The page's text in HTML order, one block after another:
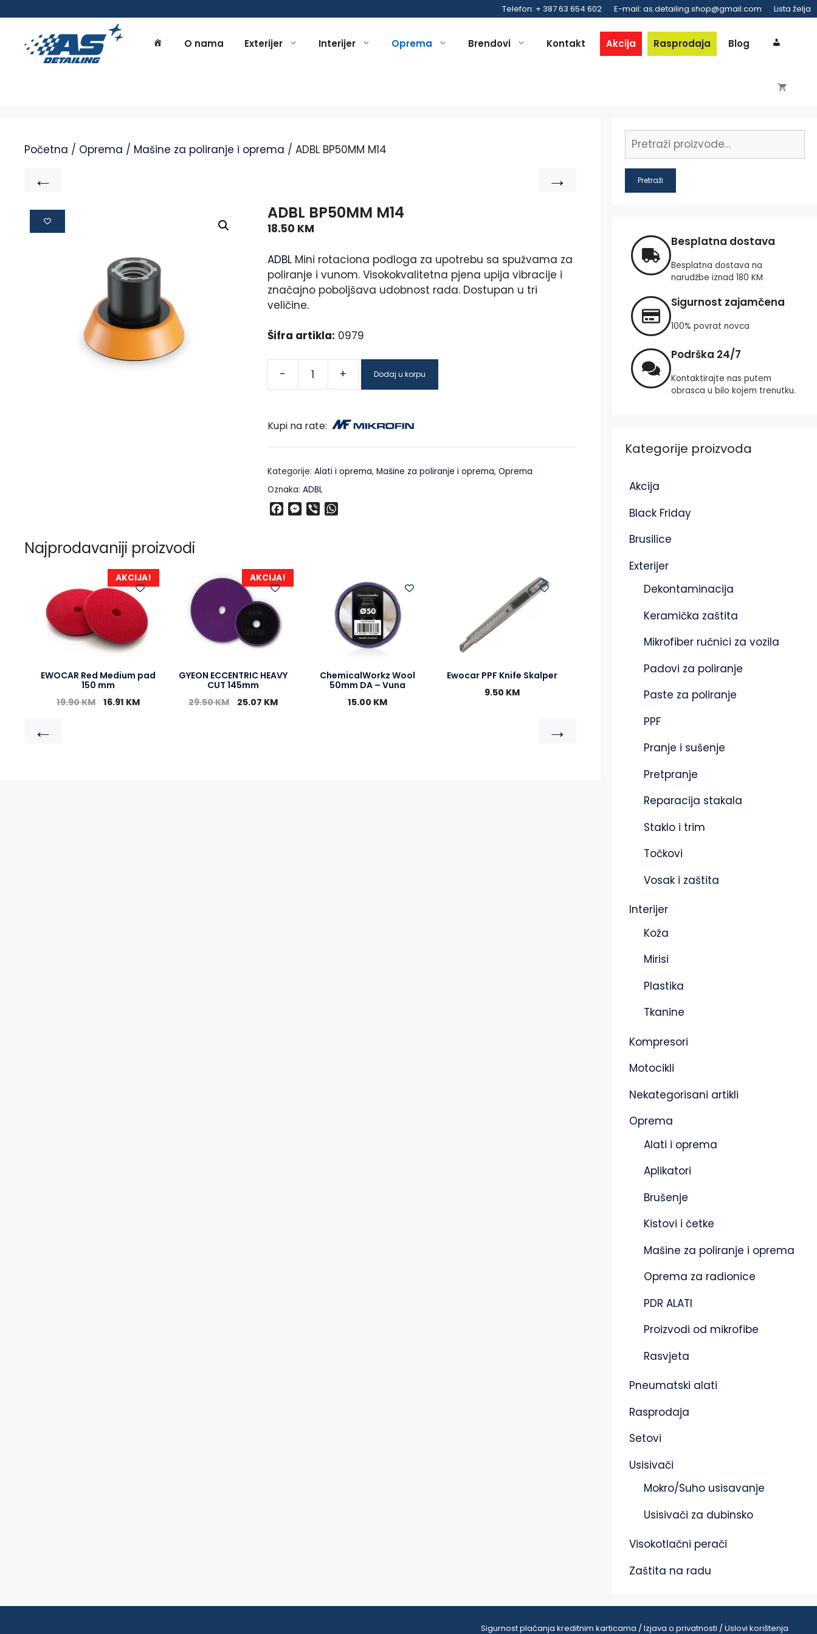
Telefon: + 387 63 654 602 E-mail: as.detailing.shop@gmail.com Lista želja
O nama Exterijer Interijer Oprema Brendovi Kontakt Akcija Rasprodaja Blog
Početna / Oprema / Mašine za poliranje i oprema / ADBL BP50MM M14
← →
ADBL BP50MM M14
18.50 KM
ADBL Mini rotaciona podloga za upotrebu sa spužvama za
poliranje i vunom. Visokokvalitetna pjena upija vibracije i
značajno poboljšava udobnost rada. Dostupan u tri
veličine.
Šifra artikla: 0979
- + Dodaj u korpu
Kupi na rate:
Kategorije: Alati i oprema, Mašine za poliranje i oprema, Oprema
Oznaka: ADBL
o
o
M
p
p
Najprodavaniji proizvodi
AKCIJA!
EWOCAR Red Medium pad
150 mm
19.90KM 16.91 KM
AKCIJA!
GYEON ECCENTRIC HEAVY
CUT 145mm
29.50KM 25.07 KM
ChemicalWorkz Wool
50mm DA – Vuna
15.00 KM
Ewocar PPF Knife Skalper
9.50 KM
← →
Pretraži
Besplatna dostava
Besplatna dostava na
narudžbe iznad 180 KM
Sigurnost zajamčena
100% povrat novca
Podrška 24/7
Kontaktirajte nas putem
obrasca u bilo kojem trenutku.
Kategorije proizvoda
Akcija
Black Friday
Brusilice
Exterijer
Dekontaminacija
Keramička zaštita
Mikrofiber ručnici za vozila
Padovi za poliranje
Paste za poliranje
PPF
Pranje i sušenje
Pretpranje
Reparacija stakala
Staklo i trim
Točkovi
Vosak i zaštita
Interijer
Koža
Mirisi
Plastika
Tkanine
Kompresori
Motocikli
Nekategorisani artikli
Oprema
Alati i oprema
Aplikatori
Brušenje
Kistovi i četke
Mašine za poliranje i oprema
Oprema za radionice
PDR ALATI
Proizvodi od mikrofibe
Rasvjeta
Pneumatski alati
Rasprodaja
Setovi
Usisivači
Mokro/Suho usisavanje
Usisivači za dubinsko
Visokotlačni perači
Zaštita na radu
Sigurnost plaćanja kreditnim karticama / Izjava o privatnosti / Uslovi korištenja